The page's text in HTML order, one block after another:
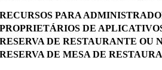
RECURSOS PARA
PROPRIETÁRIOS DE
RESERVA DE RESTAURANTE OU
RESERVA DE MESA DE